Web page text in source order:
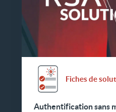
Fiches de
Authentification sans